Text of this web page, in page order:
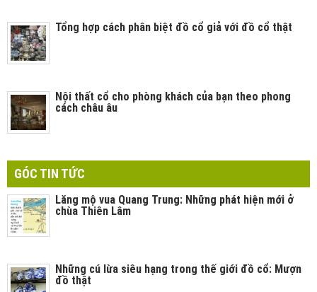
Tổng hợp cách phân biệt đồ cổ giả với đồ cổ thật
Nội thất cổ cho phòng khách của bạn theo phong
cách châu âu
GÓC TIN TỨC
Lăng mộ vua Quang Trung: Những phát hiện mới ở
chùa Thiên Lâm
Những cú lừa siêu hạng trong thế giới đồ cổ: Mượn
đồ thật